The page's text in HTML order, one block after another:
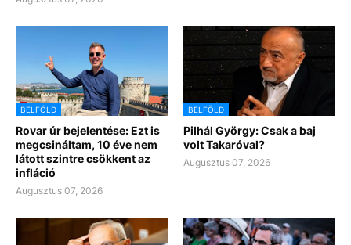
BELFÖLD
Rovar úr bejelentése: Ezt is
megcsináltam, 10 éve nem
látott szintre csökkent az
infláció
Augusztus 07, 2026
BELFÖLD
Pilhál György: Csak a baj
volt Takaróval?
Augusztus 07, 2026